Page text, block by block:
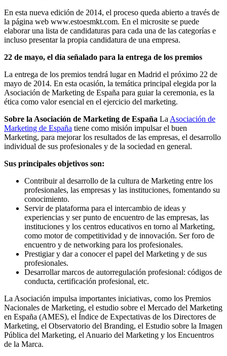
En esta nueva edición de 2014, el proceso queda abierto a través de
la página web www.estoesmkt.com. En el microsite se puede
elaborar una lista de candidaturas para cada una de las categorías e
incluso presentar la propia candidatura de una empresa.
22 de mayo, el día señalado para la entrega de los premios
La entrega de los premios tendrá lugar en Madrid el próximo 22 de
mayo de 2014. En esta ocasión, la temática principal elegida por la
Asociación de Marketing de España para guiar la ceremonia, es la
ética como valor esencial en el ejercicio del marketing.
Sobre la Asociación de Marketing de España La Asociación de
Marketing de España tiene como misión impulsar el buen
Marketing, para mejorar los resultados de las empresas, el desarrollo
individual de sus profesionales y de la sociedad en general.
Sus principales objetivos son:
Contribuir al desarrollo de la cultura de Marketing entre los
profesionales, las empresas y las instituciones, fomentando su
conocimiento.
Servir de plataforma para el intercambio de ideas y
experiencias y ser punto de encuentro de las empresas, las
instituciones y los centros educativos en torno al Marketing,
como motor de competitividad y de innovación. Ser foro de
encuentro y de networking para los profesionales.
Prestigiar y dar a conocer el papel del Marketing y de sus
profesionales.
Desarrollar marcos de autorregulación profesional: códigos de
conducta, certificación profesional, etc.
La Asociación impulsa importantes iniciativas, como los Premios
Nacionales de Marketing, el estudio sobre el Mercado del Marketing
en España (AMES), el Índice de Expectativas de los Directores de
Marketing, el Observatorio del Branding, el Estudio sobre la Imagen
Pública del Marketing, el Anuario del Marketing y los Encuentros
de la Marca.